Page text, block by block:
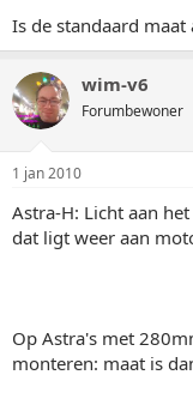
Is de standaard maat
wim-v6
Forumbewoner
1 jan 2010
Astra-H: Licht aan
dat ligt weer aan
Op Astra's met
monteren: maat is